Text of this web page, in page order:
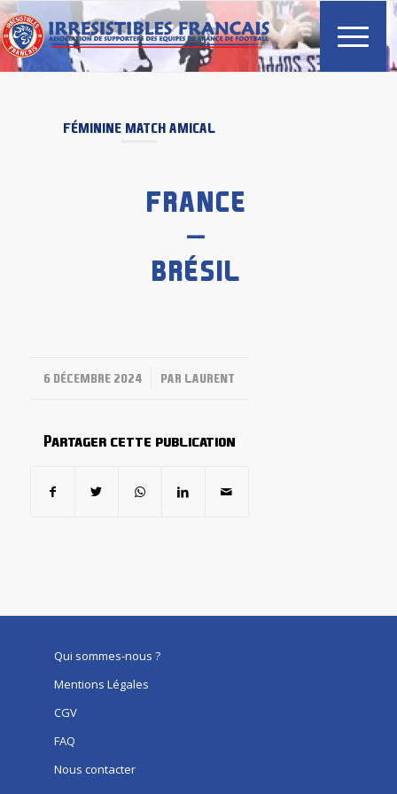
FÉMININE MATCH AMICAL
FRANCE
–
BRÉSIL
6 DÉCEMBRE 2024
/ PAR LAURENT
Partager cette publication
Qui sommes-nous ?
Mentions Légales
CGV
FAQ
Nous contacter